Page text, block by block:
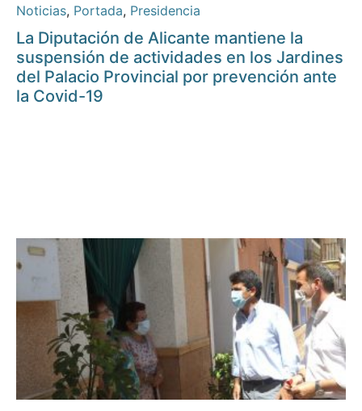
Noticias, Portada, Presidencia
La Diputación de Alicante mantiene la
suspensión de actividades en los Jardines
del Palacio Provincial por prevención ante
la Covid-19